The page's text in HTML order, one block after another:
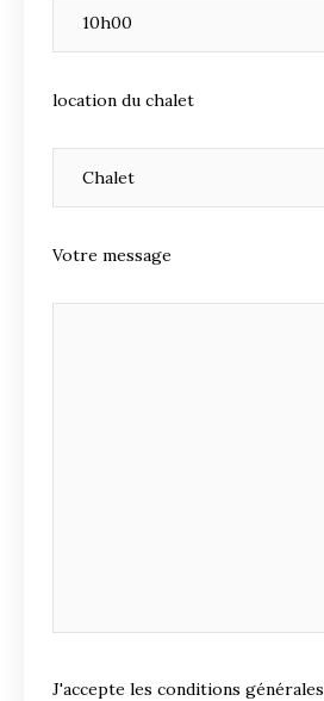
location du chalet
Votre message
J'accepte les conditions générales